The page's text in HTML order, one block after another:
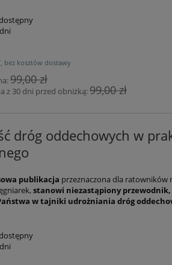
bez kosztów dostawy
99,00 zł
z 30 dni przed obniżką:99,00 zł
dróg oddechowych w
publikacja przeznaczona dla ratowników
stanowi niezastąpiony
w tajniki udrożniania dróg